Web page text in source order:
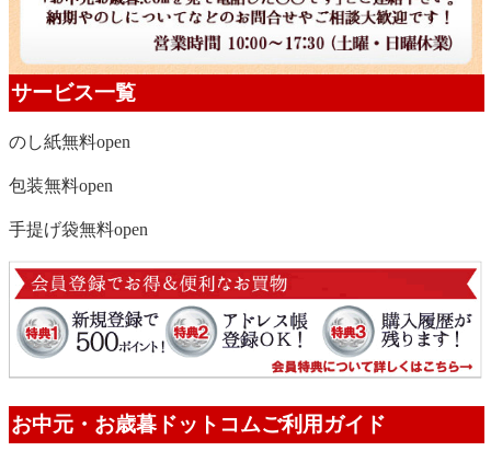
サービス一覧
のし紙無料open
包装無料open
手提げ袋無料open
お中元・お歳暮ドットコムご利用ガイド